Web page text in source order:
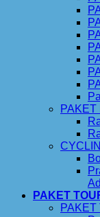
PAKET
PAKET
PAKET